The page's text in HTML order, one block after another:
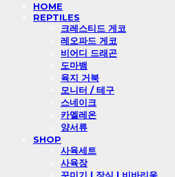
HOME
REPTILES
크레스티드 게코
레오파드 게코
비어디 드래곤
도마뱀
육지 거북
모니터 / 테구
스네이크
카멜레온
양서류
SHOP
사육세트
사육장